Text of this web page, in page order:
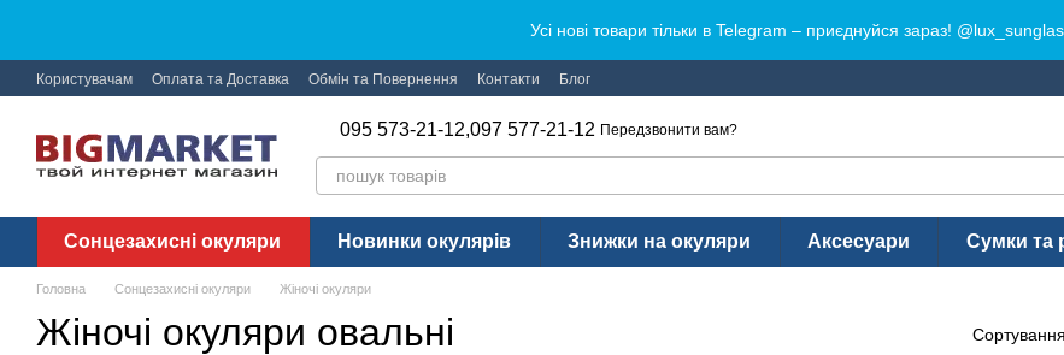
Усі нові товари тільки в Telegram – приєднуйся зараз!
Користувачам Оплата та Доставка Обмін та Повернення Контакти Блог
095 573-21-12,097 577-21-12 Передзвонити вам?
Сонцезахисні окуляри Новинки окулярів Знижки на окуляри Аксесуари Сумки та
Головна Сонцезахисні окуляри Жіночі окуляри
Жіночі окуляри овальні